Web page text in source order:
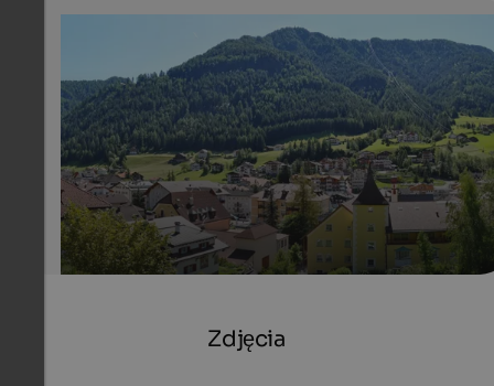
Val Gardena Marketing
Zdjęcia